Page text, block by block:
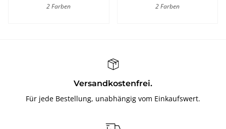
2 Farben
2 Farben
Versandkostenfrei.
Für jede Bestellung, unabhängig vom Einkaufswert.